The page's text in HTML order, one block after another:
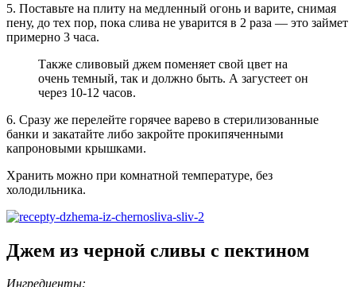
5. Поставьте на плиту на медленный огонь и варите, снимая
пену, до тех пор, пока слива не уварится в 2 раза — это займет
примерно 3 часа.
Также сливовый джем поменяет свой цвет на
очень темный, так и должно быть. А загустеет он
через 10-12 часов.
6. Сразу же перелейте горячее варево в стерилизованные
банки и закатайте либо закройте прокипяченными
капроновыми крышками.
Хранить можно при комнатной температуре, без
холодильника.
Джем из черной сливы с пектином
Ингредиенты: